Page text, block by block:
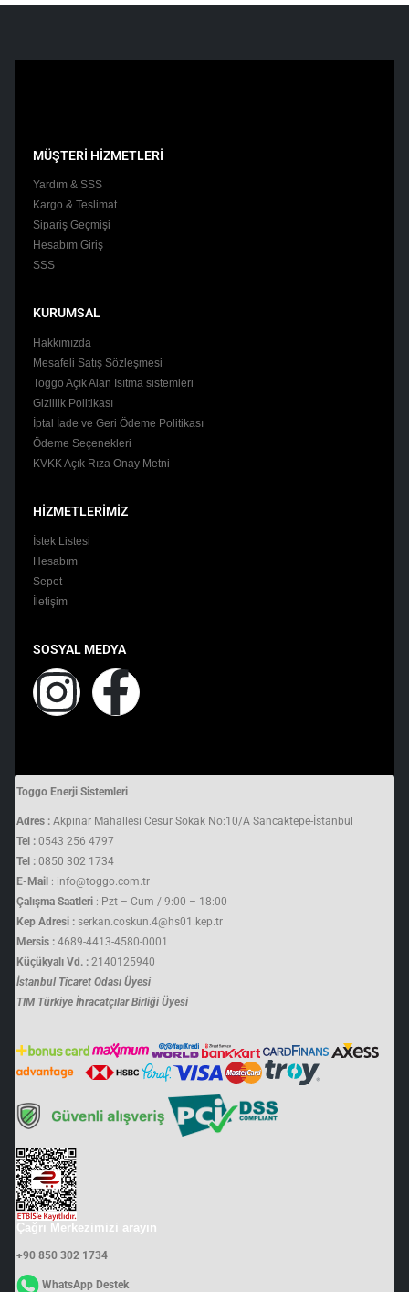
MÜŞTERİ HİZMETLERİ
Yardım & SSS
Kargo & Teslimat
Sipariş Geçmişi
Hesabım Giriş
SSS
KURUMSAL
Hakkımızda
Mesafeli Satış Sözleşmesi
Toggo Açık Alan Isıtma sistemleri
Gizlilik Politikası
İptal İade ve Geri Ödeme Politikası
Ödeme Seçenekleri
KVKK Açık Rıza Onay Metni
HİZMETLERİMİZ
İstek Listesi
Hesabım
Sepet
İletişim
SOSYAL MEDYA
Toggo Enerji Sistemleri
Adres : Akpınar Mahallesi Cesur Sokak No:10/A Sancaktepe-İstanbul
Tel : 0543 256 4797
Tel : 0850 302 1734
E-Mail : info@toggo.com.tr
Çalışma Saatleri : Pzt – Cum / 9:00 – 18:00
Kep Adresi : serkan.coskun.4@hs01.kep.tr
Mersis : 4689-4413-4580-0001
Küçükyalı Vd. : 2140125940
İstanbul Ticaret Odası Üyesi
TIM Türkiye İhracatçılar Birliği Üyesi
Çağrı Merkezimizi arayın
+90 850 302 1734
WhatsApp Destek